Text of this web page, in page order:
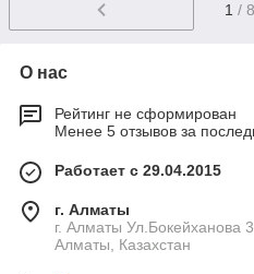
1 /
О нас
Рейтинг не сформирован
Менее 5 отзывов за
Работает с 29.04.2015
г. Алматы
г. Алматы Ул.Бокейханова
Алматы, Казахстан